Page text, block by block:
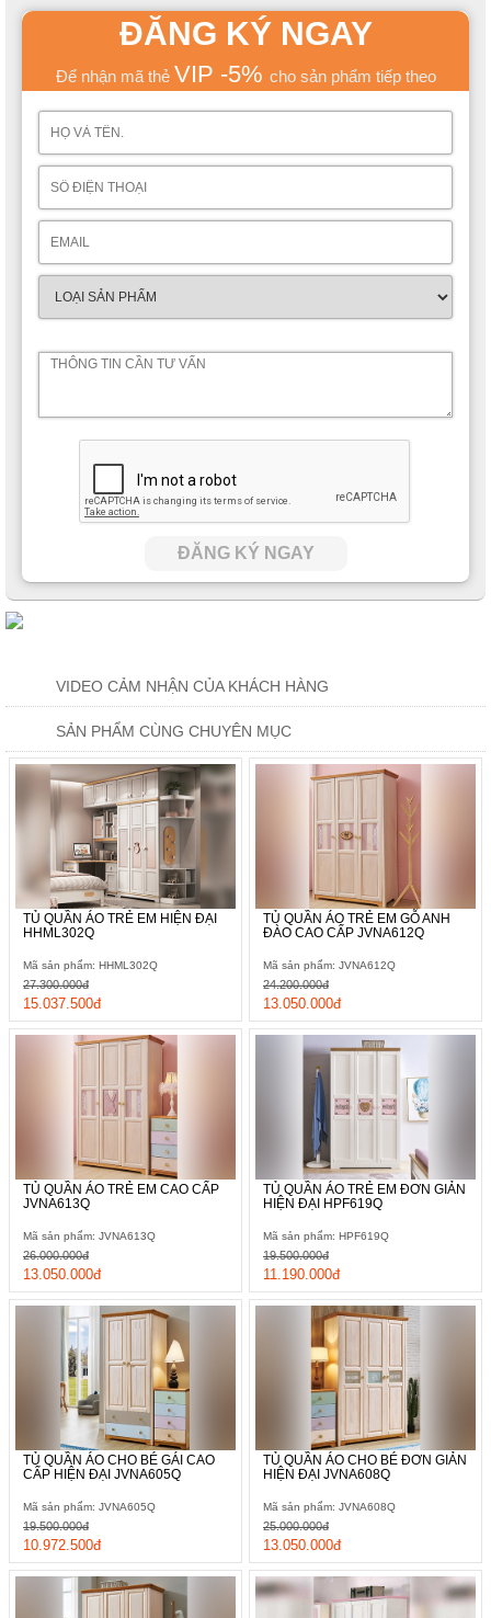
ĐĂNG KÝ NGAY
Để nhận mã thẻ VIP -5% cho sản phẩm tiếp theo
ĐĂNG KÝ NGAY
VIDEO CẢM NHẬN CỦA KHÁCH HÀNG
SẢN PHẨM CÙNG CHUYÊN MỤC
TỦ QUẦN ÁO TRẺ EM HIỆN ĐẠI
HHML302Q
Mã sản phẩm: HHML302Q
15.037.500đ
27.300.000đ
TỦ QUẦN ÁO TRẺ EM GỖ ANH
ĐÀO CAO CẤP JVNA612Q
Mã sản phẩm: JVNA612Q
13.050.000đ
24.200.000đ
TỦ QUẦN ÁO TRẺ EM CAO CẤP
JVNA613Q
Mã sản phẩm: JVNA613Q
13.050.000đ
26.000.000đ
TỦ QUẦN ÁO TRẺ EM ĐƠN GIẢN
HIỆN ĐẠI HPF619Q
Mã sản phẩm: HPF619Q
11.190.000đ
19.500.000đ
TỦ QUẦN ÁO CHO BÉ GÁI CAO
CẤP HIỆN ĐẠI JVNA605Q
Mã sản phẩm: JVNA605Q
10.972.500đ
19.500.000đ
TỦ QUẦN ÁO CHO BÉ ĐƠN GIẢN
HIỆN ĐẠI JVNA608Q
Mã sản phẩm: JVNA608Q
13.050.000đ
25.000.000đ